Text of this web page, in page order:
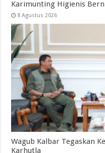
Karimunting Higienis
8 Agustus 2026
Wagub Kalbar Tegaskan
Karhutla